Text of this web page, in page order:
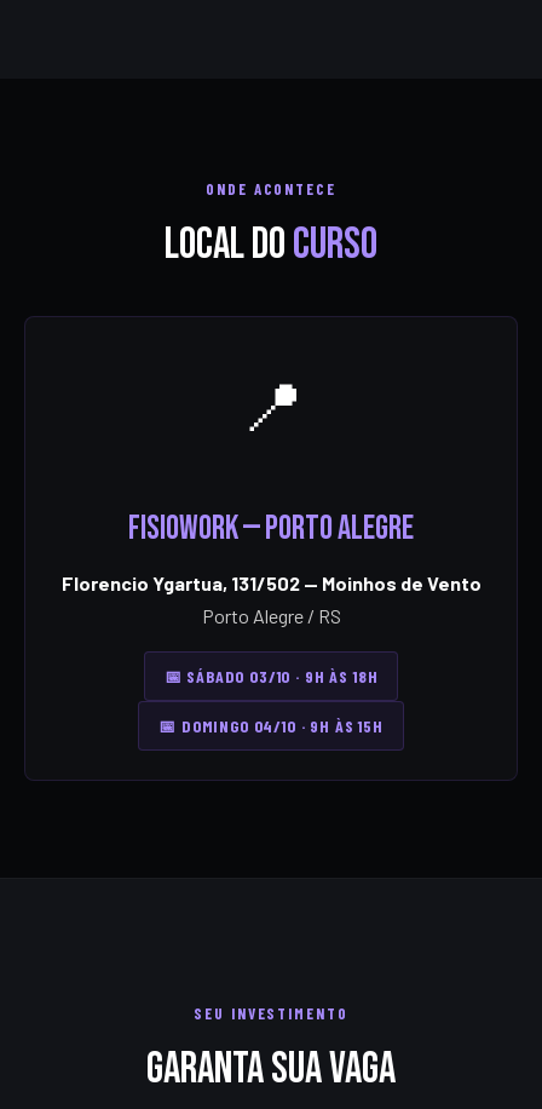
ONDE ACONTECE
Local docurso
📍
FisioWork — Porto Alegre
Florencio Ygartua, 131/502 — Moinhos de Vento
Porto Alegre / RS
📅 SÁBADO 03/10 · 9H ÀS 18H
📅 DOMINGO 04/10 · 9H ÀS 15H
SEU INVESTIMENTO
Garanta sua vaga